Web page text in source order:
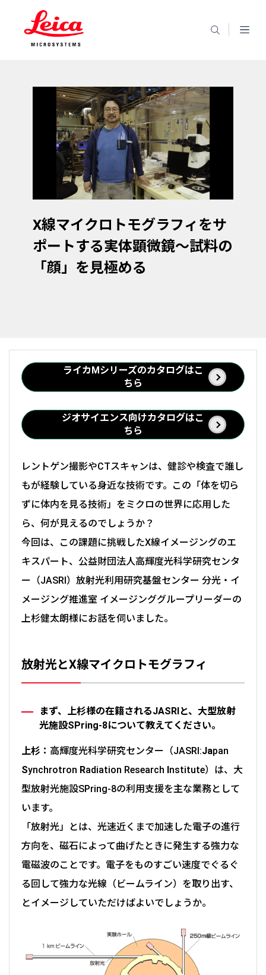
X線マイクロトモグラフィをサ
ポートする実体顕微鏡～試料の
「顔」を見極める
ライカMシリーズのカタログはこ
ちら
ジオサイエンス向けカタログはこ
ちら
レントゲン撮影やCTスキャンは、健診や検査で誰し
もが経験している身近な技術です。この「体を切ら
ずに体内を見る技術」をミクロの世界に応用した
ら、何が見えるのでしょうか？
今回は、この課題に挑戦したX線イメージングのエ
キスパート、公益財団法人高輝度光科学研究センタ
ー（JASRI）放射光利用研究基盤センター 分光・イ
メージング推進室 イメージンググループリーダーの
上杉健太朗様にお話を伺いました。
放射光とX線マイクロトモグラフィ
まず、上杉様の在籍されるJASRIと、大型放射
光施設SPring-8について教えてください。
上杉： 高輝度光科学研究センター（JASRI:Japan
Synchrotron Radiation Research Institute）は、大
型放射光施設SPring-8の利用支援を主な業務として
います。
「放射光」とは、光速近くまで加速した電子の進行
方向を、磁石によって曲げたときに発生する強力な
電磁波のことです。電子をものすごい速度でぐるぐ
る回して強力な光線（ビームライン）を取り出す、
とイメージしていただけばよいでしょうか。